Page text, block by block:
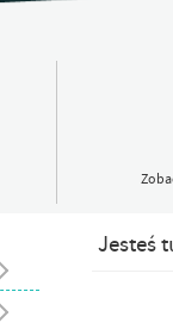
Jesteś